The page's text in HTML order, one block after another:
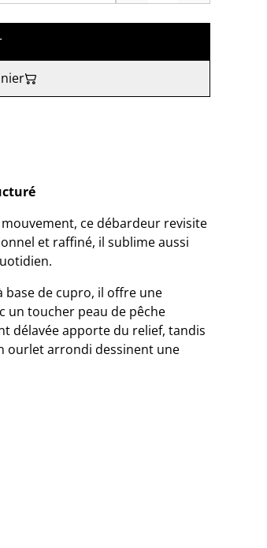
ce débardeur revisite
et raffiné, il sublime aussi
base de cupro, il offre une
un toucher peau de pêche
délavée apporte du relief, tandis
ourlet arrondi dessinent une